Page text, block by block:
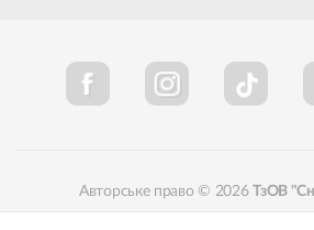
Авторське право © 2026ТзОВ